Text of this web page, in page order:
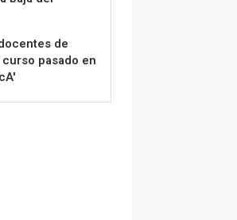
de
pasado en